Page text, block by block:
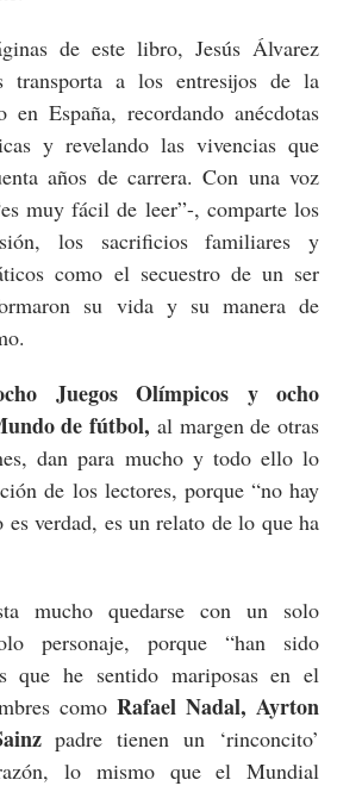
de este libro, Jesús Álvarez
transporta a los entresijos de la
España, recordando anécdotas
y revelando las vivencias que
años de carrera. Con una voz
muy fácil de leer”-, comparte los
los sacrificios familiares y
como el secuestro de un ser
su vida y su manera de
Juegos Olímpicos y ocho
de fútbol, al margen de otras
dan para mucho y todo ello lo
de los lectores, porque “no hay
verdad, es un relato de lo que ha
mucho quedarse con un solo
personaje, porque “han sido
que he sentido mariposas en el
como Rafael Nadal, Ayrton
padre tienen un ‘rinconcito’
lo mismo que el Mundial